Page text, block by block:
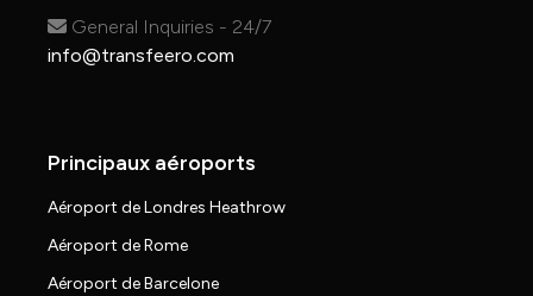
General Inquiries - 24/7
info@transfeero.com
Principaux aéroports
Aéroport de Londres Heathrow
Aéroport de Rome
Aéroport de Barcelone